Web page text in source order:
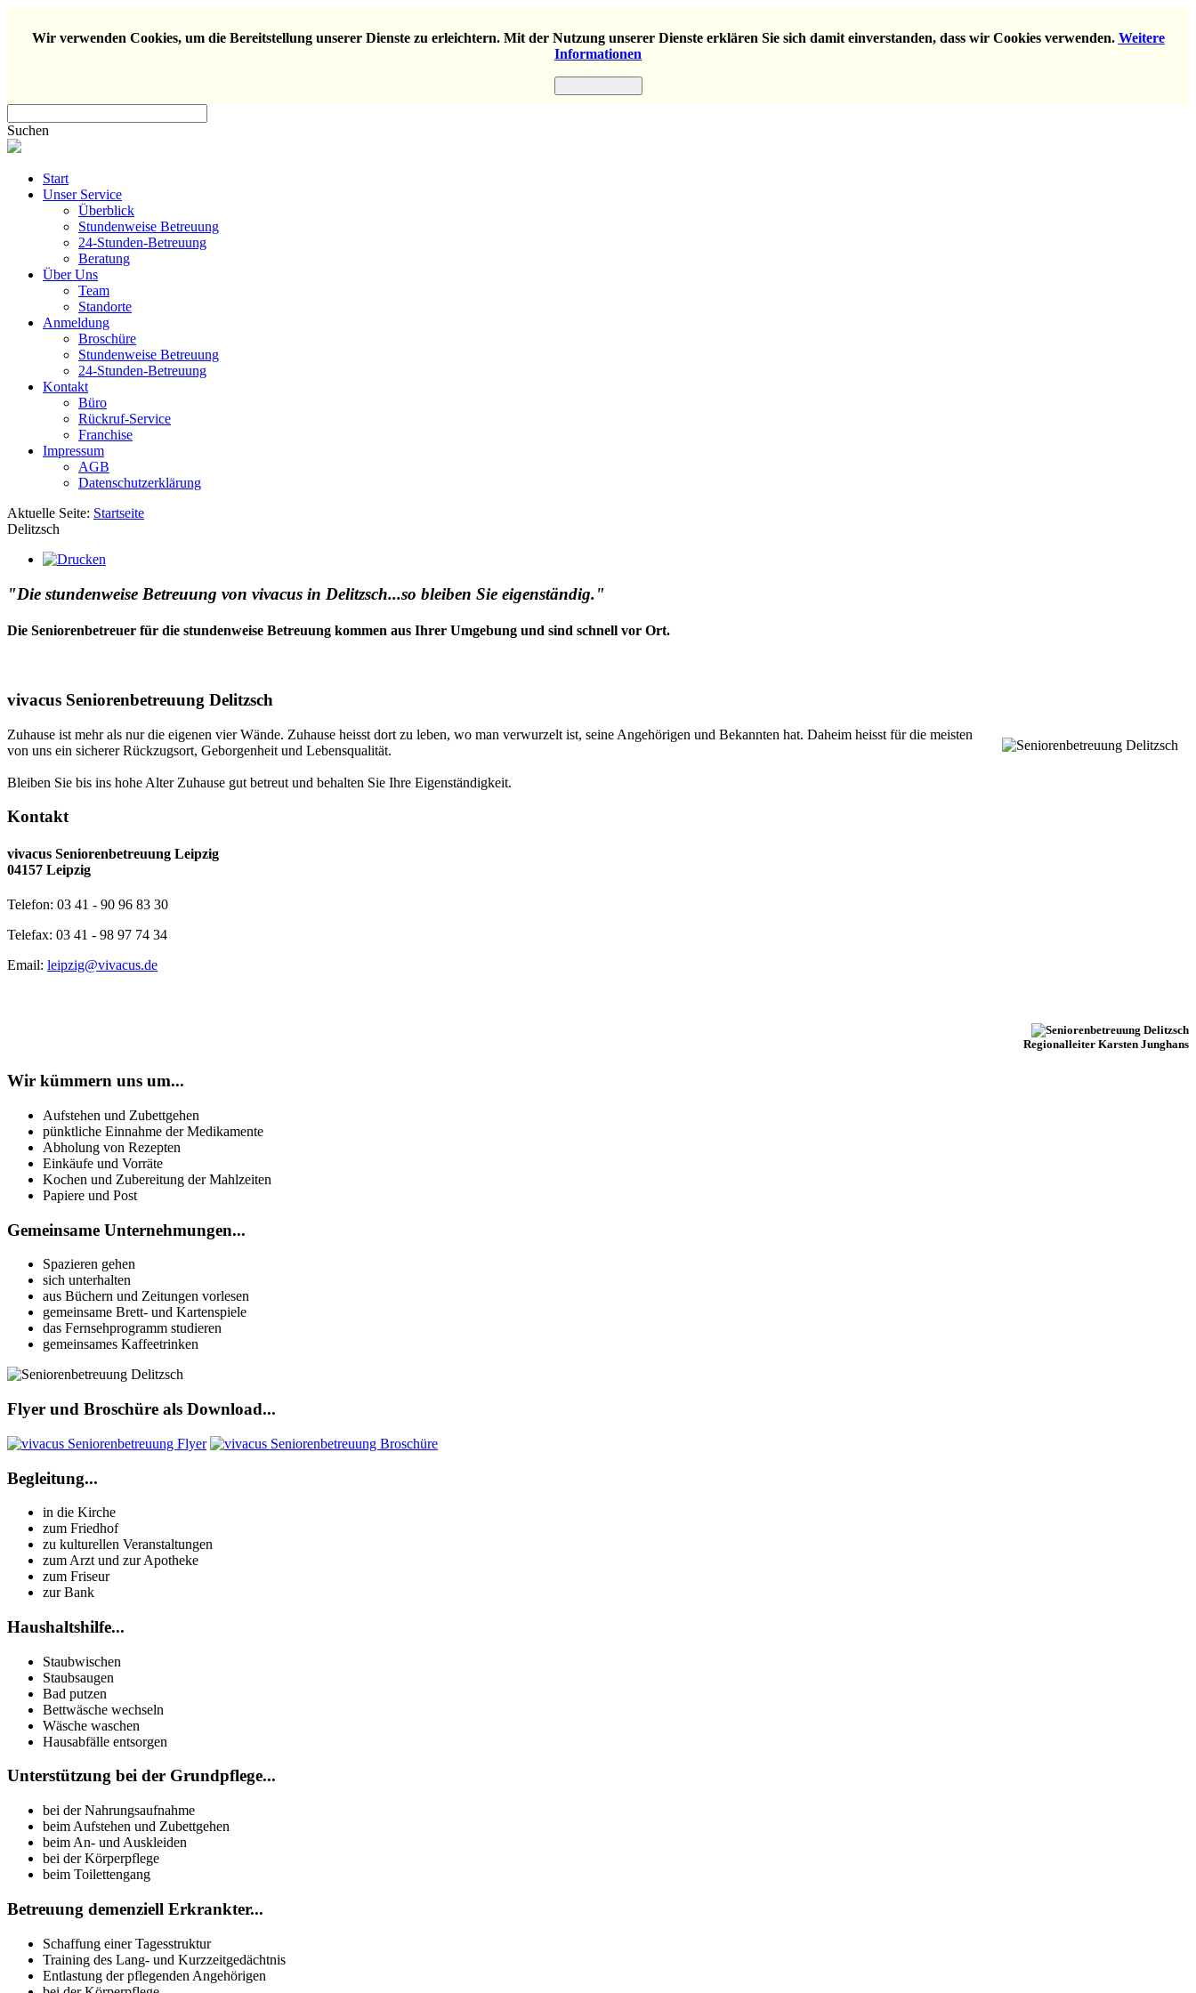
Wir verwenden Cookies, um die Bereitstellung unserer Dienste zu erleichtern. Mit der Nutzung unserer Dienste erklären Sie sich damit einverstanden, dass wir Cookies verwenden. Weitere
Informationen
Suchen
Start
Unser Service
Überblick
Stundenweise Betreuung
24-Stunden-Betreuung
Beratung
Über Uns
Team
Standorte
Anmeldung
Broschüre
Stundenweise Betreuung
24-Stunden-Betreuung
Kontakt
Büro
Rückruf-Service
Franchise
Impressum
AGB
Datenschutzerklärung
Aktuelle Seite: Startseite
Delitzsch
"Die stundenweise Betreuung von vivacus in Delitzsch...so bleiben Sie eigenständig."
Die Seniorenbetreuer für die stundenweise Betreuung kommen aus Ihrer Umgebung und sind schnell vor Ort.
vivacus Seniorenbetreuung Delitzsch
Zuhause ist mehr als nur die eigenen vier Wände. Zuhause heisst dort zu leben, wo man verwurzelt ist, seine Angehörigen und Bekannten hat. Daheim heisst für die meisten
von uns ein sicherer Rückzugsort, Geborgenheit und Lebensqualität.
Bleiben Sie bis ins hohe Alter Zuhause gut betreut und behalten Sie Ihre Eigenständigkeit.
Kontakt
vivacus Seniorenbetreuung Leipzig
04157 Leipzig
Telefon: 03 41 - 90 96 83 30
Telefax: 03 41 - 98 97 74 34
Email: leipzig@vivacus.de
Regionalleiter Karsten Junghans
Wir kümmern uns um...
Aufstehen und Zubettgehen
pünktliche Einnahme der Medikamente
Abholung von Rezepten
Einkäufe und Vorräte
Kochen und Zubereitung der Mahlzeiten
Papiere und Post
Gemeinsame Unternehmungen...
Spazieren gehen
sich unterhalten
aus Büchern und Zeitungen vorlesen
gemeinsame Brett- und Kartenspiele
das Fernsehprogramm studieren
gemeinsames Kaffeetrinken
Flyer und Broschüre als Download...
Begleitung...
in die Kirche
zum Friedhof
zu kulturellen Veranstaltungen
zum Arzt und zur Apotheke
zum Friseur
zur Bank
Haushaltshilfe...
Staubwischen
Staubsaugen
Bad putzen
Bettwäsche wechseln
Wäsche waschen
Hausabfälle entsorgen
Unterstützung bei der Grundpflege...
bei der Nahrungsaufnahme
beim Aufstehen und Zubettgehen
beim An- und Auskleiden
bei der Körperpflege
beim Toilettengang
Betreuung demenziell Erkrankter...
Schaffung einer Tagesstruktur
Training des Lang- und Kurzzeitgedächtnis
Entlastung der pflegenden Angehörigen